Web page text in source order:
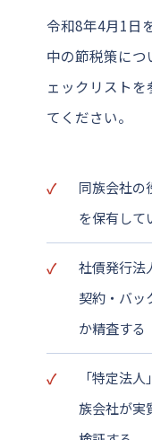
令和8年4月1日
中の節税策につ
ェックリスト
てください。
同族会社の
を保有して
社債発行法
契約・バッ
か精査する
「特定法
族会社が実